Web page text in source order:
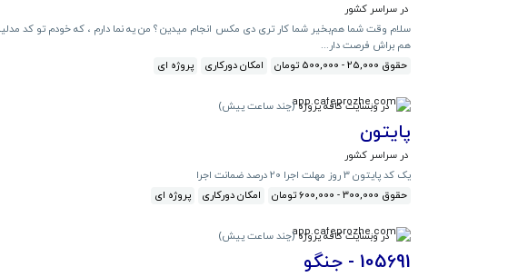
در سراسر کشور
سلام وقت شما هم‌بخیر شما کار تری دی مکس انجام میدین ؟ من یه نما دارم ، که خودم تو کد
هم براش فرصت دار...
حقوق 25,000 - 500,000 تومان
امکان دورکاری پروژه ای
در وبسایت کافه پروژه (چند ساعت پیش)
پایتون
در سراسر کشور
یک کد پایتون 3 روز مهلت اجرا 20 درصد ضمانت اجرا
حقوق 300,000 - 600,000 تومان
امکان دورکاری پروژه ای
در وبسایت کافه پروژه (چند ساعت پیش)
105691 - جنگو